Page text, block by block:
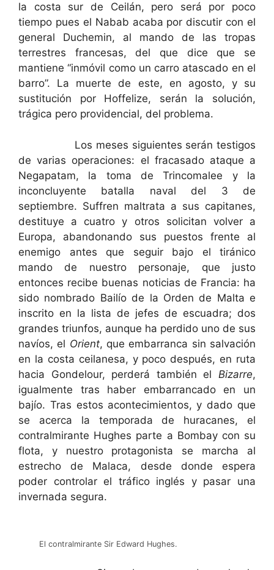
la costa sur de Ceilán, pero será por poco
tiempo pues el Nabab acaba por discutir con el
general Duchemin, al mando de las tropas
terrestres francesas, del que dice que se
mantiene “inmóvil como un carro atascado en el
barro”. La muerte de este, en agosto, y su
sustitución por Hoffelize, serán la solución,
trágica pero providencial, del problema.
Los meses siguientes serán testigos
de varias operaciones: el fracasado ataque a
Negapatam, la toma de Trincomalee y la
inconcluyente batalla naval del 3 de
septiembre. Suffren maltrata a sus capitanes,
destituye a cuatro y otros solicitan volver a
Europa, abandonando sus puestos frente al
enemigo antes que seguir bajo el tiránico
mando de nuestro personaje, que justo
entonces recibe buenas noticias de Francia: ha
sido nombrado Bailío de la Orden de Malta e
inscrito en la lista de jefes de escuadra; dos
grandes triunfos, aunque ha perdido uno de sus
navíos, el Orient, que embarranca sin salvación
en la costa ceilanesa, y poco después, en ruta
hacia Gondelour, perderá también el Bizarre,
igualmente tras haber embarrancado en un
bajío. Tras estos acontecimientos, y dado que
se acerca la temporada de huracanes, el
contralmirante Hughes parte a Bombay con su
flota, y nuestro protagonista se marcha al
estrecho de Malaca, desde donde espera
poder controlar el tráfico inglés y pasar una
invernada segura.
El contralmirante Sir Edward Hughes.